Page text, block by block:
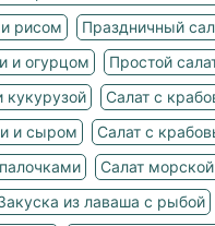
рисом
Праздничный
и огурцом
Простой
кукурузой
Салат с
и сыром
Салат с
Салат
из лаваша с рыбой